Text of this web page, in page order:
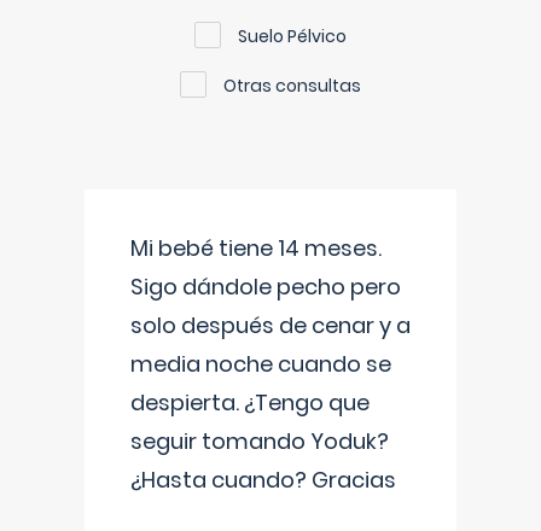
Suelo Pélvico
Otras consultas
Mi bebé tiene 14 meses.
Sigo dándole pecho pero
solo después de cenar y a
media noche cuando se
despierta. ¿Tengo que
seguir tomando Yoduk?
¿Hasta cuando? Gracias